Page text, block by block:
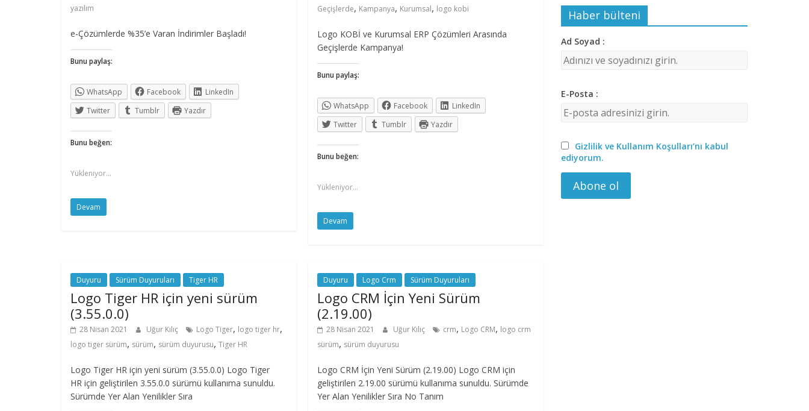
yazılım
e-Çözümlerde %35’e Varan İndirimler Başladı!
Bunu paylaş:
WhatsApp Facebook
LinkedIn
Twitter
Tumblr Yazdır
Bunu beğen:
Yükleniyor...
Devam
Geçişlerde, Kampanya, Kurumsal, logo kobi
Logo KOBİ ve Kurumsal ERP Çözümleri Arasında
Geçişlerde Kampanya!
Bunu paylaş:
WhatsApp Facebook
LinkedIn
Twitter
Tumblr Yazdır
Bunu beğen:
Yükleniyor...
Devam
Duyuru Sürüm Duyuruları Tiger HR
Logo Tiger HR için yeni sürüm
(3.55.0.0)
28 Nisan 2021 Uğur Kılıç Logo Tiger, logo tiger hr,
logo tiger sürüm, sürüm, sürüm duyurusu, Tiger HR
Logo Tiger HR için yeni sürüm (3.55.0.0) Logo Tiger
HR için geliştirilen 3.55.0.0 sürümü kullanıma sunuldu.
Sürümde Yer Alan Yenilikler Sıra
Duyuru Logo Crm Sürüm Duyuruları
Logo CRM İçin Yeni Sürüm
(2.19.00)
28 Nisan 2021 Uğur Kılıç crm, Logo CRM, logo crm
sürüm, sürüm duyurusu
Logo CRM İçin Yeni Sürüm (2.19.00) Logo CRM için
geliştirilen 2.19.00 sürümü kullanıma sunuldu. Sürümde
Yer Alan Yenilikler Sıra No Tanım
Haber bülteni
Ad Soyad :
E-Posta :
Gizlilik ve Kullanım Koşulları’nı kabul
ediyorum.